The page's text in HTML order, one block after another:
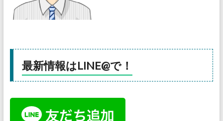
最新情報はLINE@で！